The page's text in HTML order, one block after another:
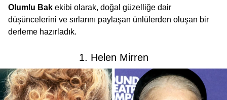
Olumlu Bak ekibi olarak, doğal güzelliğe dair
düşüncelerini ve sırlarını paylaşan ünlülerden oluşan bir
derleme hazırladık.
1. Helen Mirren